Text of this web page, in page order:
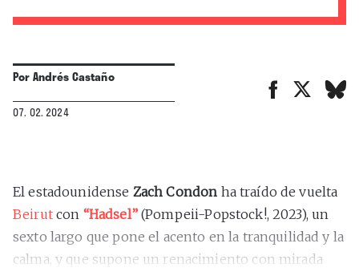
PorAndrés Castaño
07. 02. 2024
El estadounidense Zach Condon ha traído de vuelta
Beirutcon “Hadsel”(Pompeii-Popstock!, 2023), un
sexto largo que pone el acento en la tranquilidad y la
calma, y que supone un renacimiento con mirada